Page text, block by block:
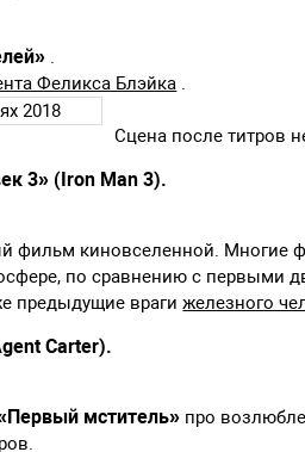
.
Феликса Блэйка .
Сцена после титров
3» (Iron Man 3).
фильм киновселенной. Многие
по сравнению с первыми
предыдущие врагижелезного
Carter).
мститель» про